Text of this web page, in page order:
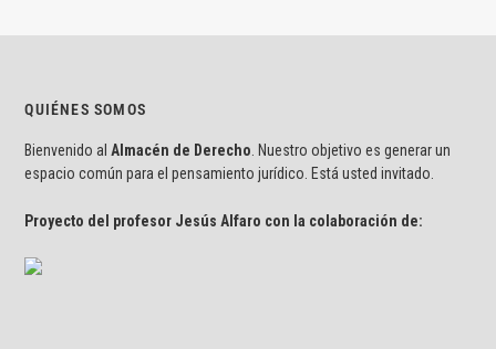
QUIÉNES SOMOS
Bienvenido al Almacén de Derecho . Nuestro objetivo es generar un
espacio común para el pensamiento jurídico. Está usted invitado.
Proyecto del profesor Jesús Alfaro con la colaboración de: